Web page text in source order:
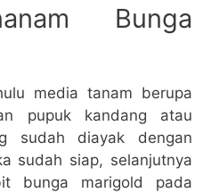
Bunga
media tanam berupa
pupuk kandang atau
sudah diayak dengan
sudah siap, selanjutnya
bunga marigold pada